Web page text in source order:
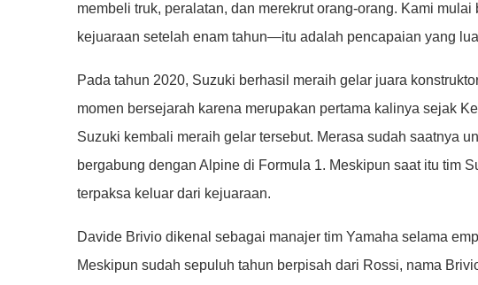
membeli truk, peralatan, dan merekrut orang-orang. Kami
kejuaraan setelah enam tahun—itu adalah pencapaian yang
Pada tahun 2020, Suzuki berhasil meraih gelar juara
momen bersejarah karena merupakan pertama kalinya sejak
Suzuki kembali meraih gelar tersebut. Merasa sudah saatnya
bergabung dengan Alpine di Formula 1. Meskipun saat itu tim
terpaksa keluar dari kejuaraan.
Davide Brivio dikenal sebagai manajer tim Yamaha selama
Meskipun sudah sepuluh tahun berpisah dari Rossi, nama